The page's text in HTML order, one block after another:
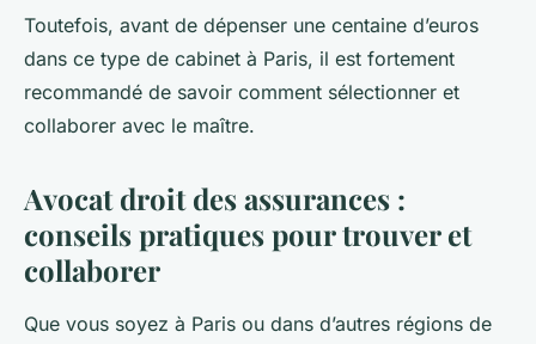
Toutefois, avant de dépenser une centaine d’euros
dans ce type de cabinet à Paris, il est fortement
recommandé de savoir comment sélectionner et
collaborer avec le maître.
Avocat droit des assurances :
conseils pratiques pour trouver et
collaborer
Que vous soyez à Paris ou dans d’autres régions de